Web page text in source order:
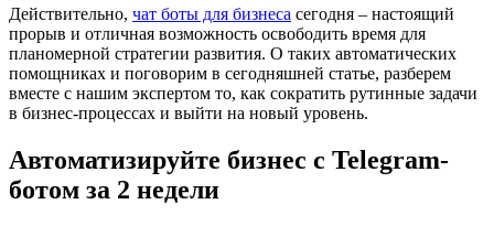
Действительно, чат боты для бизнеса сегодня – настоящий
прорыв и отличная возможность освободить время для
планомерной стратегии развития. О таких автоматических
помощниках и поговорим в сегодняшней статье, разберем
вместе с нашим экспертом то, как сократить рутинные задачи
в бизнес-процессах и выйти на новый уровень.
Автоматизируйте бизнес с Telegram-
ботом за 2 недели